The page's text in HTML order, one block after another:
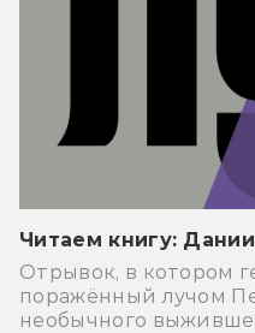
Читаем книгу:
Отрывок, в котором
поражённый лучом
необычного